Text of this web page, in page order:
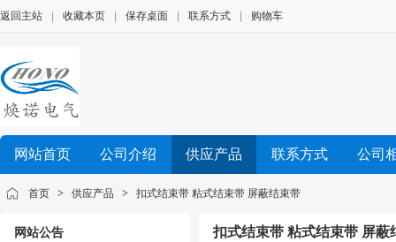
返回主站 收藏本页 保存桌面 联系方式 购物车
上海焕诺电气科技有限公司 加关注
尼龙电缆接头、黄铜镀镍格兰头、不锈钢填料函、EMC屏蔽
头、船用填料函、EX防爆接头、UL认证格兰头、PA尼龙软
网站首页 公司介绍 供应产品 联系方式 公司
首页 > 供应产品 > 扣式结束带 粘式结束带 屏蔽结束带
网站公告 扣式结束带 粘式结束带 屏蔽